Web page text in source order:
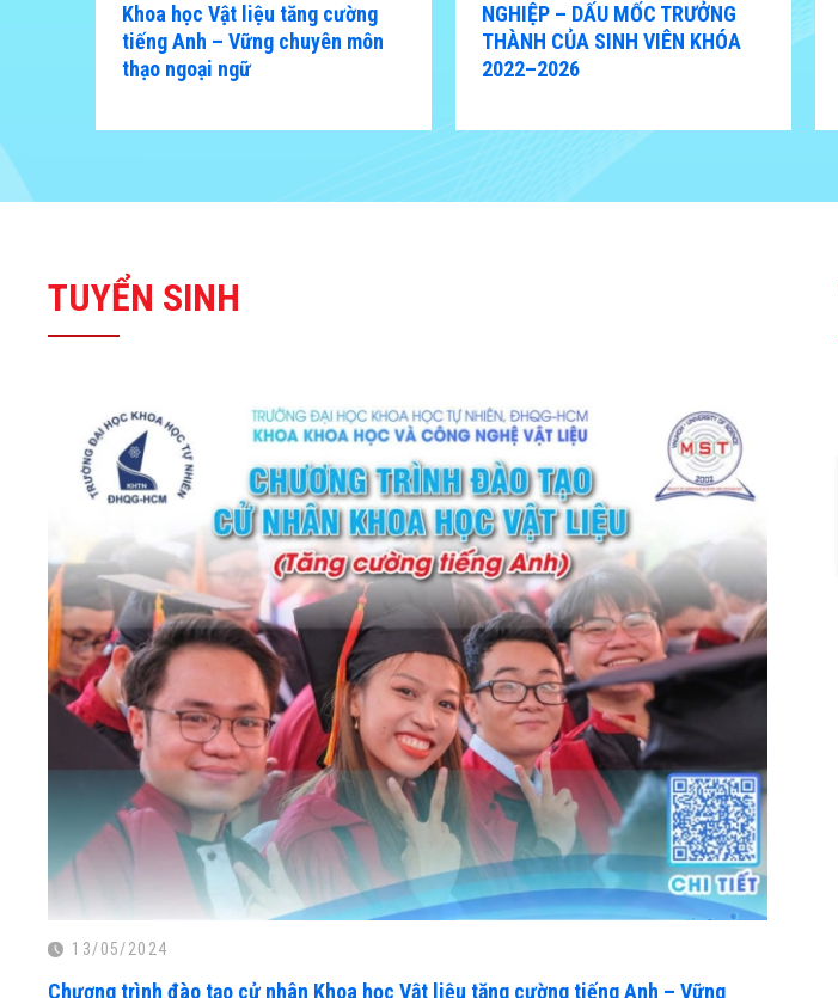
Khoa học Vật liệu tăng cường
tiếng Anh – Vững chuyên môn
thạo ngoại ngữ
NGHIỆP – DẤU MỐC TRƯỞNG
THÀNH CỦA SINH VIÊN KHÓA
2022–2026
TUYỂN SINH
13/05/2024
Chương trình đào tạo cử nhân Khoa học Vật liệu tăng cường tiếng Anh – Vững